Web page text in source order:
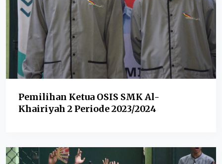
Pemilihan Ketua OSIS SMK Al-
Khairiyah 2 Periode 2023/2024